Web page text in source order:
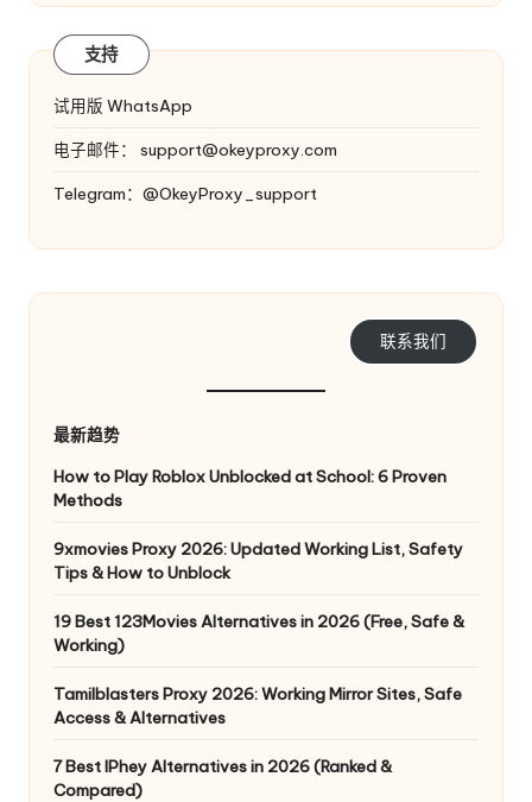
支持
试用版 WhatsApp
电子邮件： support@okeyproxy.com
Telegram：@OkeyProxy_support
联系我们
最新趋势
How to Play Roblox Unblocked at School: 6 Proven
Methods
9xmovies Proxy 2026: Updated Working List, Safety
Tips & How to Unblock
19 Best 123Movies Alternatives in 2026 (Free, Safe &
Working)
Tamilblasters Proxy 2026: Working Mirror Sites, Safe
Access & Alternatives
7 Best IPhey Alternatives in 2026 (Ranked &
Compared)